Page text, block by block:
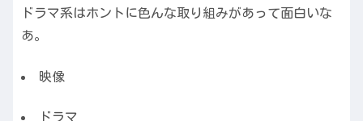
ドラマ系はホントに色んな取り組みがあって面白いな
あ。
映像
ドラマ